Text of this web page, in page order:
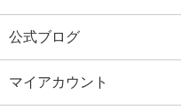
公式ブログ
マイアカウント